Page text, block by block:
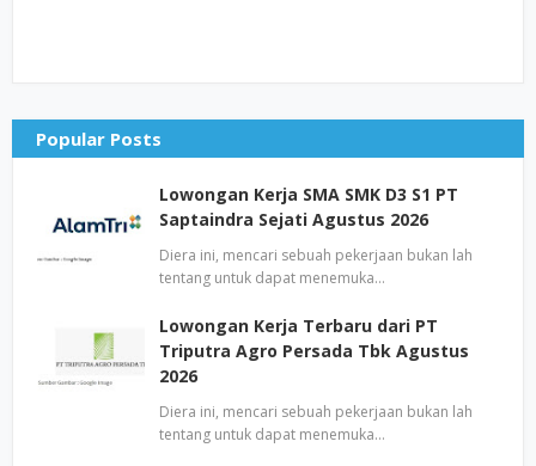
Popular Posts
Lowongan Kerja SMA SMK D3 S1 PT
Saptaindra Sejati Agustus 2026
Diera ini, mencari sebuah pekerjaan bukan lah
tentang untuk dapat menemuka…
Lowongan Kerja Terbaru dari PT
Triputra Agro Persada Tbk Agustus
2026
Diera ini, mencari sebuah pekerjaan bukan lah
tentang untuk dapat menemuka…